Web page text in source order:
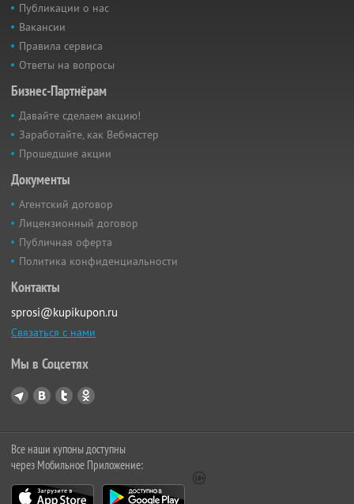
Публикации о нас
Вакансии
Правила сервиса
Ответы на вопросы
Бизнес-Партнёрам
Давайте сделаем акцию!
Заработайте, как Вебмастер
Прошедшие акции
Документы
Агентский договор
Лицензионный договор
Публичная оферта
Политика конфиденциальности
Контакты
sprosi@kupikupon.ru
Связаться с нами
Мы в Соцсетях
Все наши купоны доступны
через Мобильное Приложение: